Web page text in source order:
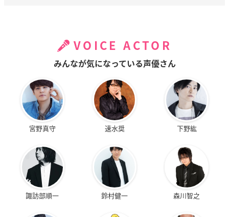
VOICE ACTOR
みんなが気になっている声優さん
宮野真守 速水奨 下野紘
諏訪部順一 鈴村健一 森川智之